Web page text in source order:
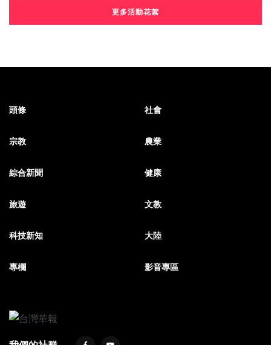
更多活動花絮
頭條 社會
宗教 農業
綜合新聞 健康
旅遊 文教
科技新知 大陸
專欄 影音專區